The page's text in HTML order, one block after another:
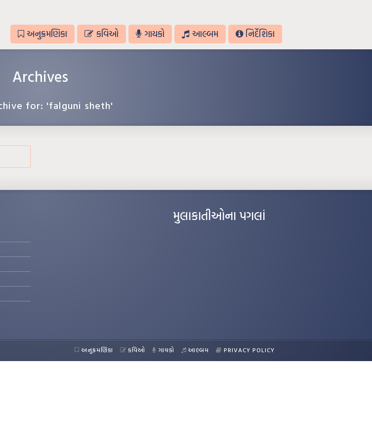
અનુક્રમણિકા કવિઓ ગાયકો આલ્બમ નિર્દેશિકા
Archives
for: 'falguni sheth'
મુલાકાતીઓના પગલાં
અનુક્રમણિકા કવિઓ ગાયકો આલ્બમ PRIVACY POLICY